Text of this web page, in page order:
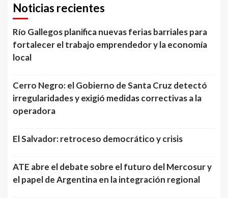
Noticias recientes
Río Gallegos planifica nuevas ferias barriales para
fortalecer el trabajo emprendedor y la economía
local
Cerro Negro: el Gobierno de Santa Cruz detectó
irregularidades y exigió medidas correctivas a la
operadora
El Salvador: retroceso democrático y crisis
ATE abre el debate sobre el futuro del Mercosur y
el papel de Argentina en la integración regional